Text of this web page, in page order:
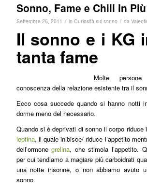
Sonno, Fame e Chili in Più
Settembre 26, 2011 / in Curiosità sul sonno / da
Il sonno e i KG
tanta fame
Molte
conoscenza della relazione esistente tra il
Ecco cosa succede quando si hanno notti
dorme meno del necessario.
Quando si è deprivati di sonno il corpo riduce
leptina, il quale inibisce/ riduce l’appetito
dell’ormonegrelina, che stimola l’appetito.
per cui tendiamo a magiare più carboidrati
una notte insonne, o non abbiamo avuto
sonno.